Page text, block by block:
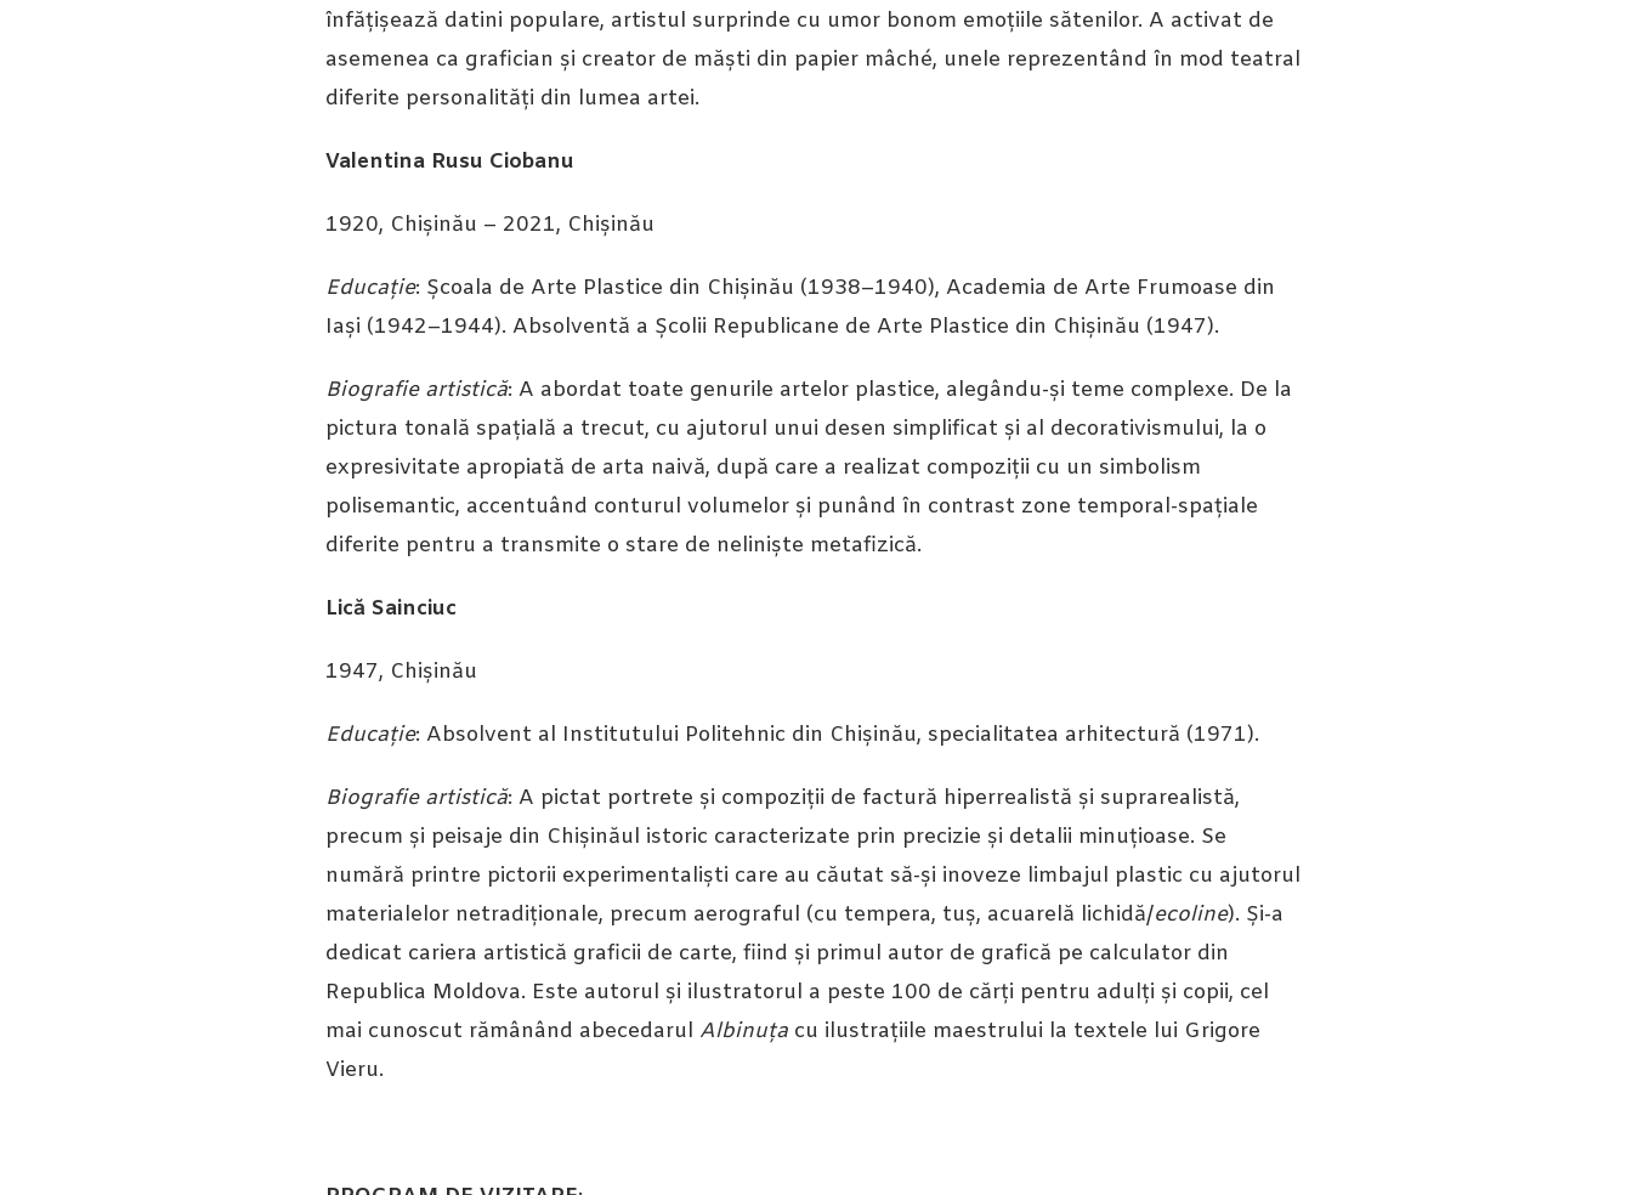
înfățișează datini populare, artistul surprinde cu umor bonom emoțiile sătenilor. A activat de
asemenea ca grafician și creator de măști din papier mâché, unele reprezentând în mod teatral
diferite personalități din lumea artei.
Valentina Rusu Ciobanu
1920, Chișinău – 2021, Chișinău
Educație: Școala de Arte Plastice din Chișinău (1938–1940), Academia de Arte Frumoase din
Iași (1942–1944). Absolventă a Școlii Republicane de Arte Plastice din Chișinău (1947).
Biografie artistică: A abordat toate genurile artelor plastice, alegându-și teme complexe. De la
pictura tonală spațială a trecut, cu ajutorul unui desen simplificat și al decorativismului, la o
expresivitate apropiată de arta naivă, după care a realizat compoziții cu un simbolism
polisemantic, accentuând conturul volumelor și punând în contrast zone temporal-spațiale
diferite pentru a transmite o stare de neliniște metafizică.
Lică Sainciuc
1947, Chișinău
Educație: Absolvent al Institutului Politehnic din Chișinău, specialitatea arhitectură (1971).
Biografie artistică: A pictat portrete și compoziții de factură hiperrealistă și suprarealistă,
precum și peisaje din Chișinăul istoric caracterizate prin precizie și detalii minuțioase. Se
numără printre pictorii experimentaliști care au căutat să-și inoveze limbajul plastic cu ajutorul
materialelor netradiționale, precum aerograful (cu tempera, tuș, acuarelă lichidă/ecoline). Și-a
dedicat cariera artistică graficii de carte, fiind și primul autor de grafică pe calculator din
Republica Moldova. Este autorul și ilustratorul a peste 100 de cărți pentru adulți și copii, cel
mai cunoscut rămânând abecedarul Albinuțacu ilustrațiile maestrului la textele lui Grigore
Vieru.